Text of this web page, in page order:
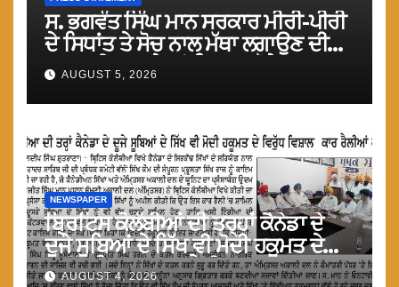
ਸ. ਭਗਵੰਤ ਸਿੰਘ ਮਾਨ ਸਰਕਾਰ ਮੀਰੀ-ਪੀਰੀ
ਦੇ ਸਿਧਾਂਤ ਤੇ ਸੋਚ ਨਾਲ ਮੱਥਾ ਲਗਾਉਣ ਦੀ
ਗੁਸਤਾਖੀ ਨਾ ਕਰੇ ਤਾਂ ਬਿਹਤਰ ਹੋਵੇਗਾ : ਮਾਨ
AUGUST 5, 2026
NEWSPAPER
ਬ੍ਰਿਟਿਸ ਕੋਲੰਬੀਆਂ ਦੀ ਤਰ੍ਹਾਂ ਕੈਨੇਡਾ ਦੇ
ਦੂਜੇ ਸੂਬਿਆਂ ਦੇ ਸਿੱਖ ਵੀ ਮੋਦੀ ਹਕੂਮਤ ਦੇ
ਵਿਰੁੱਧ ਵਿਸ਼ਾਲ ਕਾਰ ਰੈਲੀਆ ਕਰਨ : ਮਾਨ
AUGUST 4, 2026